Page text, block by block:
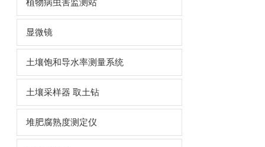
植物病虫害监测站
显微镜
土壤饱和导水率测量系统
土壤采样器 取土钻
堆肥腐熟度测定仪